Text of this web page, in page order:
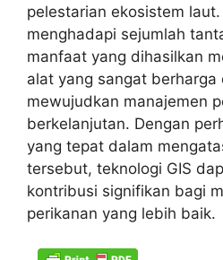
pelestarian ekosistem
menghadapi sejumlah
manfaat yang dihasilkan
alat yang sangat berharga
mewujudkan manajemen
berkelanjutan. Dengan
yang tepat dalam
tersebut, teknologi GIS
kontribusi signifikan bagi
perikanan yang lebih baik.